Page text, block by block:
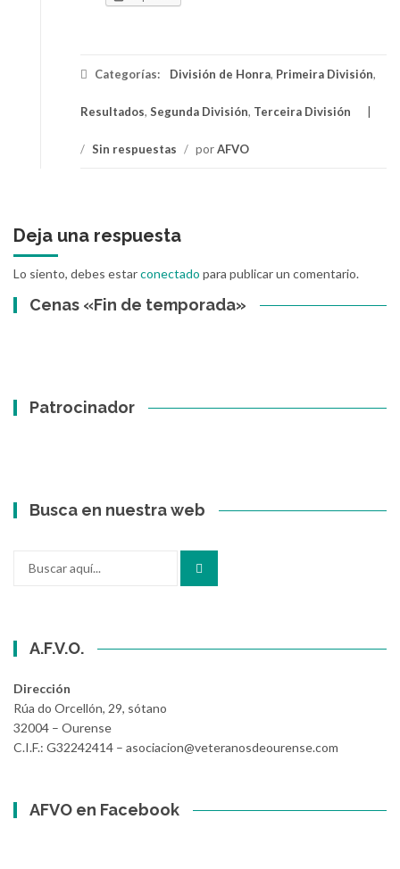
Categorías: División de Honra, Primeira División,
Resultados, Segunda División, Terceira División
/ Sin respuestas / porAFVO
Deja una respuesta
Lo siento, debes estarconectado para publicar un comentario.
Cenas «Fin de temporada»
Patrocinador
Busca en nuestra web
A.F.V.O.
Dirección
Rúa do Orcellón, 29, sótano
32004 – Ourense
C.I.F.: G32242414 – asociacion@veteranosdeourense.com
AFVO en Facebook